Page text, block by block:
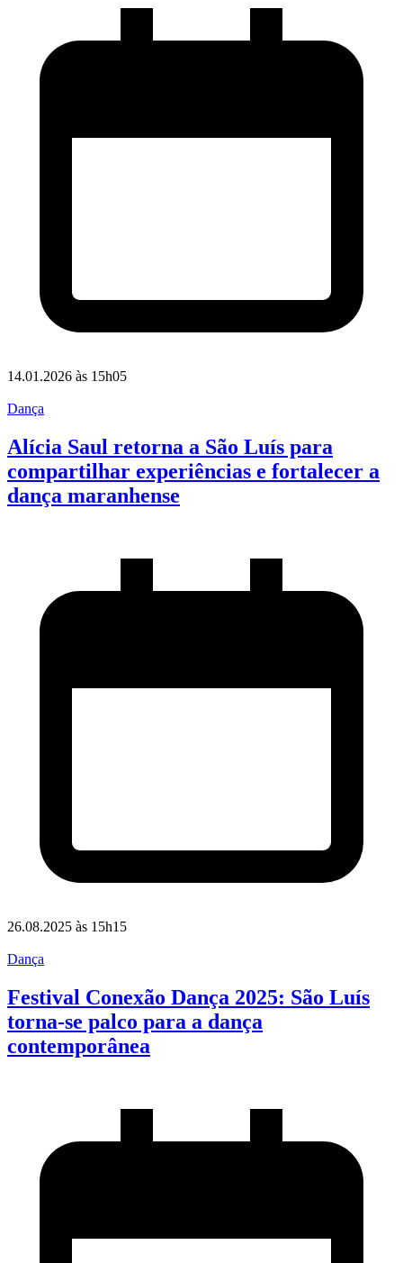
14.01.2026 às 15h05
Dança
Alícia Saul retorna a São Luís para
compartilhar experiências e fortalecer a
dança maranhense
26.08.2025 às 15h15
Dança
Festival Conexão Dança 2025: São Luís
torna-se palco para a dança
contemporânea